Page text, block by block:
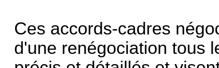
Ces accords-cadres
d'une renégociation tous